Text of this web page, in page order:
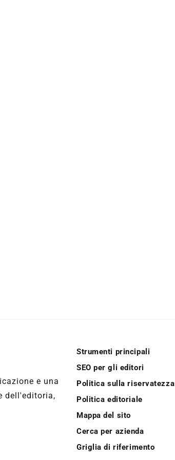
e una
dell'editoria,
Strumenti principali
SEO per gli editori
Politica sulla riservatezza
Politica editoriale
Mappa del sito
Cerca per azienda
Griglia di riferimento